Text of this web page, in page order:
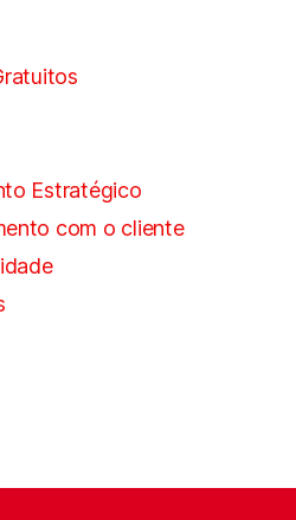
Estratégico
com o cliente